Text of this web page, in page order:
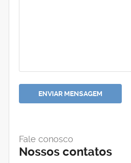
Fale conosco
Nossos contatos